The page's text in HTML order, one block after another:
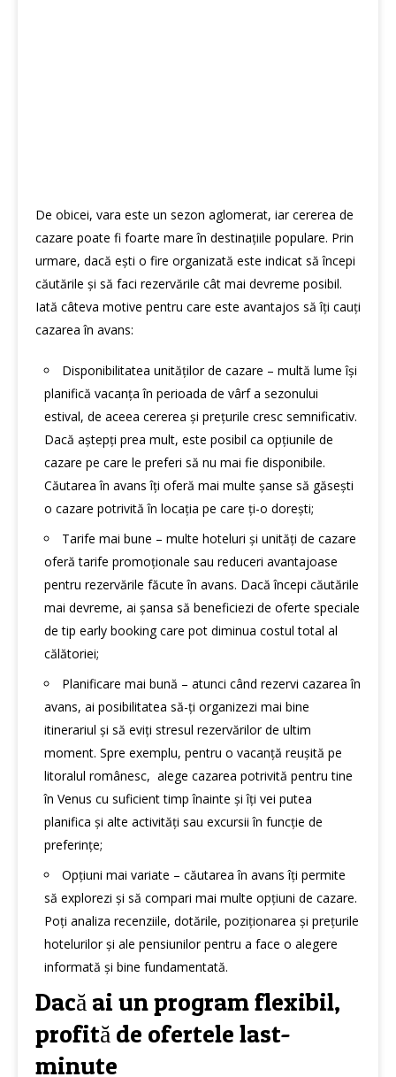
De obicei, vara este un sezon aglomerat, iar cererea de
cazare poate fi foarte mare în destinațiile populare. Prin
urmare, dacă ești o fire organizată este indicat să începi
căutările și să faci rezervările cât mai devreme posibil.
Iată câteva motive pentru care este avantajos să îți cauți
cazarea în avans:
Disponibilitatea unităților de cazare – multă lume își
planifică vacanța în perioada de vârf a sezonului
estival, de aceea cererea și prețurile cresc semnificativ.
Dacă aștepți prea mult, este posibil ca opțiunile de
cazare pe care le preferi să nu mai fie disponibile.
Căutarea în avans îți oferă mai multe șanse să găsești
o cazare potrivită în locația pe care ți-o dorești;
Tarife mai bune – multe hoteluri și unități de cazare
oferă tarife promoționale sau reduceri avantajoase
pentru rezervările făcute în avans. Dacă începi căutările
mai devreme, ai șansa să beneficiezi de oferte speciale
de tip early booking care pot diminua costul total al
călătoriei;
Planificare mai bună – atunci când rezervi cazarea în
avans, ai posibilitatea să-ți organizezi mai bine
itinerariul și să eviți stresul rezervărilor de ultim
moment. Spre exemplu, pentru o vacanță reușită pe
litoralul românesc, alege cazarea potrivită pentru tine
în Venus cu suficient timp înainte și îți vei putea
planifica și alte activități sau excursii în funcție de
preferințe;
Opțiuni mai variate – căutarea în avans îți permite
să explorezi și să compari mai multe opțiuni de cazare.
Poți analiza recenziile, dotările, poziționarea și prețurile
hotelurilor și ale pensiunilor pentru a face o alegere
informată și bine fundamentată.
Dacă ai un program flexibil,
profită de ofertele last-
minute